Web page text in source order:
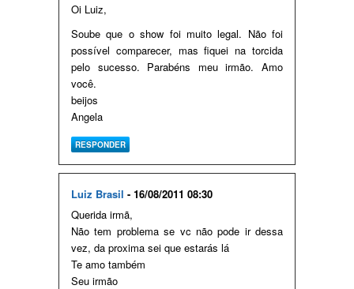
Oi Luiz,
Soube que o show foi muito legal. Não foi
possível comparecer, mas fiquei na torcida
pelo sucesso. Parabéns meu irmão. Amo
você.
beijos
Angela
RESPONDER
Luiz Brasil - 16/08/2011 08:30
Querida irmã,
Não tem problema se vc não pode ir dessa
vez, da proxima sei que estarás lá
Te amo também
Seu irmão